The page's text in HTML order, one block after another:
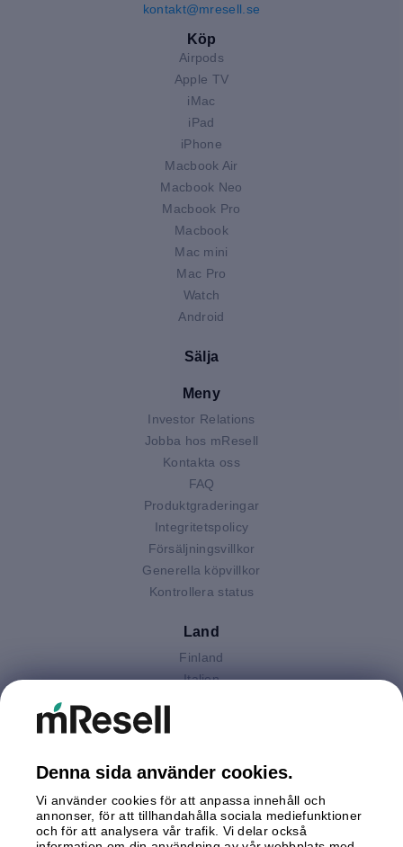
kontakt@mresell.se
Köp
Airpods
Apple TV
iMac
iPad
iPhone
Macbook Air
Macbook Neo
Macbook Pro
Macbook
Mac mini
Mac Pro
Watch
Android
Sälja
Meny
Investor Relations
Jobba hos mResell
Kontakta oss
FAQ
Produktgraderingar
Integritetspolicy
Försäljningsvillkor
Generella köpvillkor
Kontrollera status
Land
Finland
Italien
Storbritannien
Tyskland
Österrike
Denna sida använder cookies.
Vi använder cookies för att anpassa innehåll och
annonser, för att tillhandahålla sociala mediefunktioner
och för att analysera vår trafik. Vi delar också